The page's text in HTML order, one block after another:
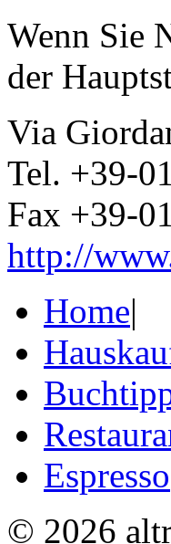
Wenn Sie
der
Via
Tel. +39-
Fax +39-
http://
Home|
Espresso
© 2026